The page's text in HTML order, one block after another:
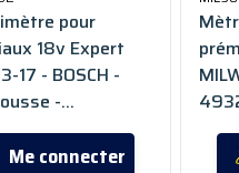
pour
18v Expert
17 - BOSCH -
-
Me connecter